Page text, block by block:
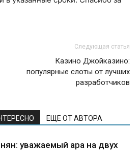
Следующая статья
Казино Джойказино:
популярные слоты от лучших
разработчиков
ЕЩЕ ОТ АВТОРА
уважаемый ара на двух